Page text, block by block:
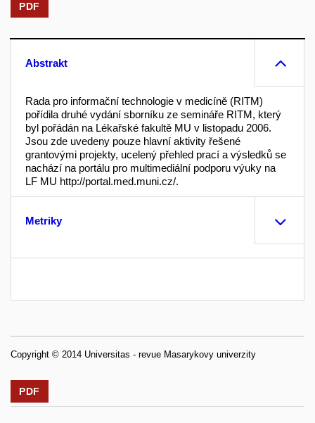
PDF
Abstrakt
Rada pro informační technologie v medicíně (RITM)
pořídila druhé vydání sborníku ze semináře RITM, který
byl pořádán na Lékařské fakultě MU v listopadu 2006.
Jsou zde uvedeny pouze hlavní aktivity řešené
grantovými projekty, ucelený přehled prací a výsledků se
nachází na portálu pro multimediální podporu výuky na
LF MU http://portal.med.muni.cz/.
Metriky
Copyright © 2014 Universitas - revue Masarykovy univerzity
PDF